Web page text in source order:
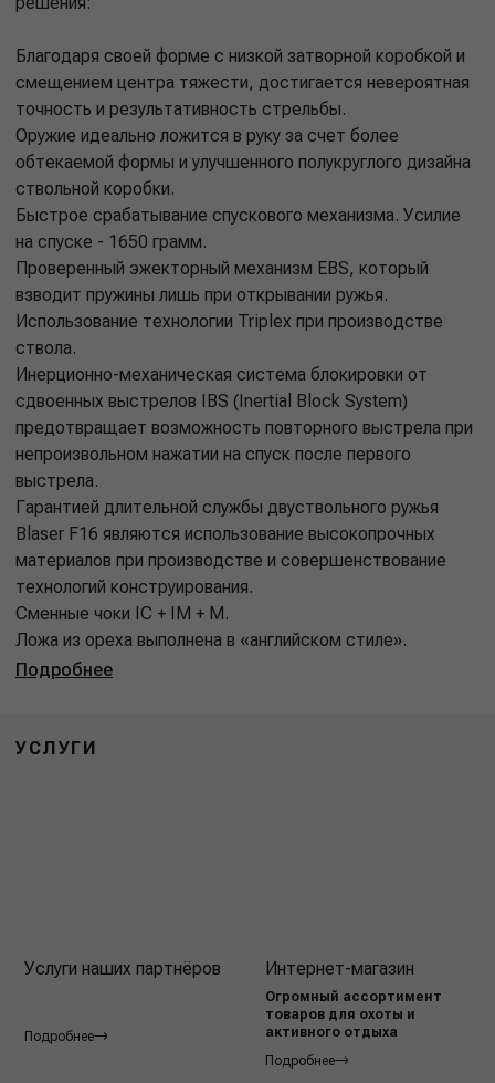
Благодаря своей форме с низкой затворной коробкой и
смещением центра тяжести, достигается невероятная
точность и результативность стрельбы.
Оружие идеально ложится в руку за счет более
обтекаемой формы и улучшенного полукруглого дизайна
ствольной коробки.
Быстрое срабатывание спускового механизма. Усилие
на спуске - 1650 грамм.
Проверенный эжекторный механизм EBS, который
взводит пружины лишь при открывании ружья.
Использование технологии Triplex при производстве
ствола.
Инерционно-механическая система блокировки от
сдвоенных выстрелов IBS (Inertial Block System)
предотвращает возможность повторного выстрела при
непроизвольном нажатии на спуск после первого
выстрела.
Гарантией длительной службы двуствольного ружья
Blaser F16 являются использование высокопрочных
материалов при производстве и совершенствование
технологий конструирования.
Сменные чоки IC + IM + M.
Ложа из ореха выполнена в «английском стиле».
Подробнее
УСЛУГИ
Услуги наших партнёров
Подробнее
Интернет-магазин
Огромный ассортимент
товаров для охоты и
активного отдыха
Подробнее